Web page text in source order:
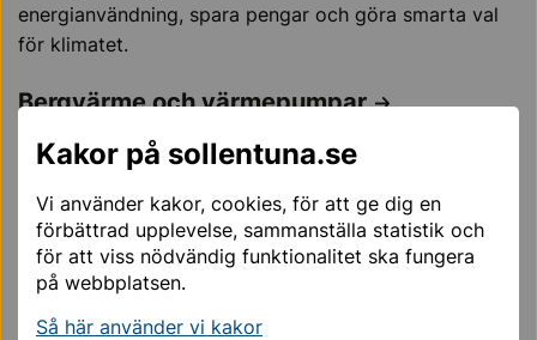
Kakor på sollentuna.se
Vi använder kakor, cookies, för att ge dig en
förbättrad upplevelse, sammanställa statistik och
för att viss nödvändig funktionalitet ska fungera
på webbplatsen.
Så här använder vi kakor
energianvändning, spara pengar och göra smarta val
för klimatet.
Bergvärme och värmepumpar
Om du vill installera en berg-, jord- eller anläggning för
ytvattenvärme så behöver du göra en anmälan till
kommunen.
Oljeavskiljare
Om det finns risk för att olja och förorenat vatten når
avloppsnät (spill- eller dagvattennät) så bör en